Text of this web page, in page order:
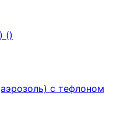
()
с тефлоном